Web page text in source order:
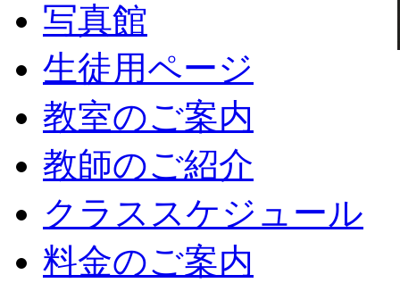
写真館
生徒用ページ
教室のご案内
教師のご紹介
クラススケジュール
料金のご案内